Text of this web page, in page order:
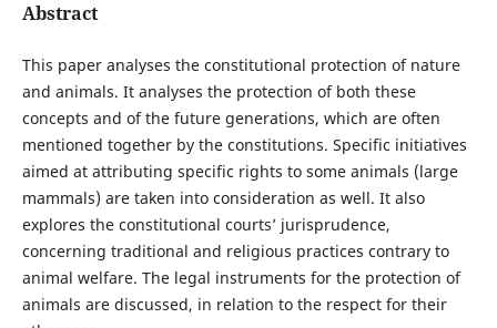
Abstract
This paper analyses the constitutional protection of nature
and animals. It analyses the protection of both these
concepts and of the future generations, which are often
mentioned together by the constitutions. Specific initiatives
aimed at attributing specific rights to some animals (large
mammals) are taken into consideration as well. It also
explores the constitutional courts’ jurisprudence,
concerning traditional and religious practices contrary to
animal welfare. The legal instruments for the protection of
animals are discussed, in relation to the respect for their